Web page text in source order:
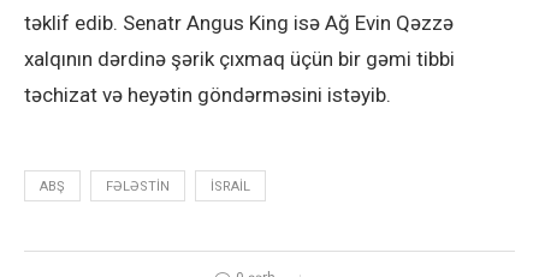
təklif edib. Senatr Angus King isə Ağ Evin Qəzzə
xalqının dərdinə şərik çıxmaq üçün bir gəmi tibbi
təchizat və heyətin göndərməsini istəyib.
ABŞ FƏLƏSTIN ISRAIL